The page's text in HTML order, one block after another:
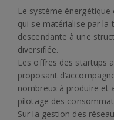
Le système
qui se matérialise par la
descendante à une
diversifiée.
Les offres des startups
proposant
nombreux à produire et
pilotage des
Sur la gestion des